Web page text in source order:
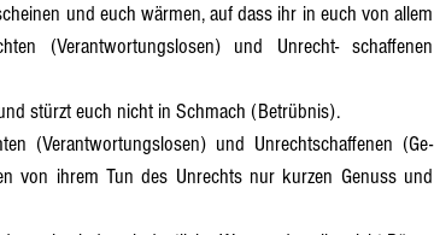
und euch wärmen, auf dass ihr in euch von allem
(Verantwortungslosen) und Unrecht- schaffenen
und stürzt euch nicht in Schmach (Betrübnis).
von ihrem Tun des Unrechts nur kurzen Genuss und